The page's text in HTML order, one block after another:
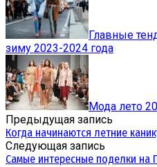
Главные
зиму 2023-2024 года
Мода лето
Предыдущая запись
Когда начинаются летние
Следующая запись
Самые интересные поделки на